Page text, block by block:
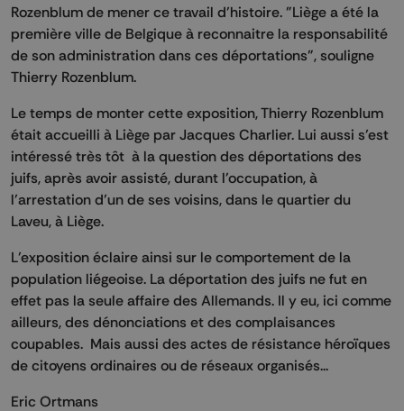
Rozenblum de mener ce travail d’histoire. "Liège a été la
première ville de Belgique à reconnaitre la responsabilité
de son administration dans ces déportations", souligne
Thierry Rozenblum.
Le temps de monter cette exposition, Thierry Rozenblum
était accueilli à Liège par Jacques Charlier. Lui aussi s’est
intéressé très tôt à la question des déportations des
juifs, après avoir assisté, durant l'occupation, à
l’arrestation d’un de ses voisins, dans le quartier du
Laveu, à Liège.
L’exposition éclaire ainsi sur le comportement de la
population liégeoise. La déportation des juifs ne fut en
effet pas la seule affaire des Allemands. Il y eu, ici comme
ailleurs, des dénonciations et des complaisances
coupables. Mais aussi des actes de résistance héroïques
de citoyens ordinaires ou de réseaux organisés...
Eric Ortmans